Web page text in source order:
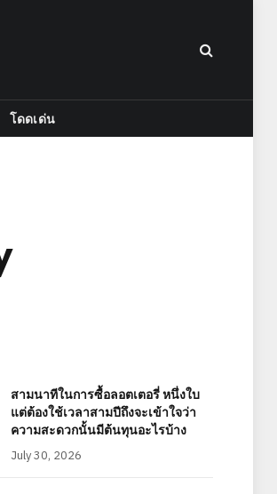
โดดเด่น
สามนาทีในการซื้อลอตเตอรี่ หนึ่งใบ
แต่ต้องใช้เวลาสามปีถึงจะเข้าใจว่า
ความสะดวกนั้นมีต้นทุนอะไรบ้าง
July 30, 2026